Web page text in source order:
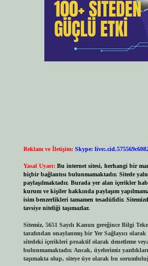
Reklam ve İletişim: Skype:
Yasal Uyarı: Bu internet sitesi, herhangi bir
hiçbir bağlantısı bulunmamaktadır. Sitede
paylaşılmaktadır. Burada yer alan içerikler
kurum ve kişiler hakkında paylaşım
isim benzerlikleri tamamen tesadüfidir.
tavsiye niteliği taşımazlar.
Sitemiz, 5651 Sayılı Kanun gereğince Bilgi
tarafından onaylanmış bir Yer Sağlayıcı
sitedeki içerikleri proaktif olarak denetleme
bulunmamaktadır. Ancak, üyelerimiz
taşımakta olup, siteye üye olarak bu